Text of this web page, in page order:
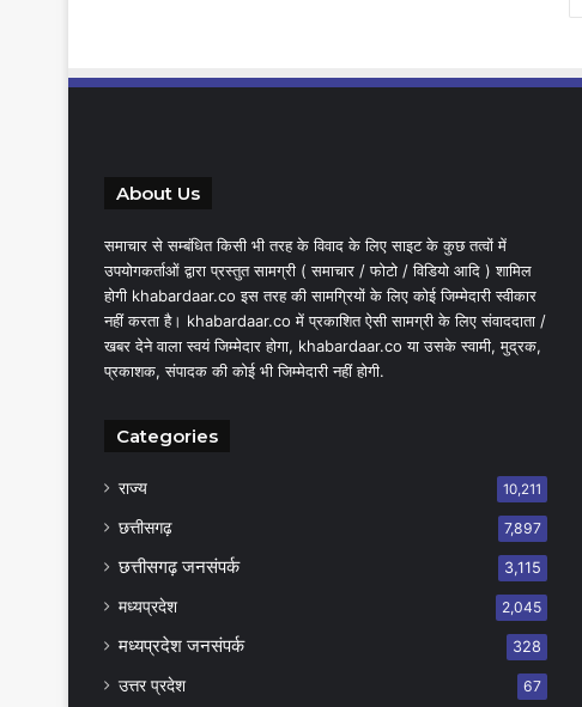
About Us
समाचार से सम्बंधित किसी भी तरह के विवाद के लिए साइट के कुछ तत्वों में
उपयोगकर्ताओं द्वारा प्रस्तुत सामग्री ( समाचार / फोटो / विडियो आदि ) शामिल
होगी khabardaar.co इस तरह की सामग्रियों के लिए कोई जिम्मेदारी स्वीकार
नहीं करता है। khabardaar.co में प्रकाशित ऐसी सामग्री के लिए संवाददाता /
खबर देने वाला स्वयं जिम्मेदार होगा, khabardaar.co या उसके स्वामी, मुद्रक,
प्रकाशक, संपादक की कोई भी जिम्मेदारी नहीं होगी.
Categories
राज्य 10,211
छत्तीसगढ़ 7,897
छत्तीसगढ़ जनसंपर्क 3,115
मध्यप्रदेश 2,045
मध्यप्रदेश जनसंपर्क 328
उत्तर प्रदेश 67